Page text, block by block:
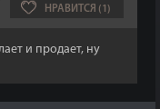
НРАВИТСЯ (1)
и продает, ну